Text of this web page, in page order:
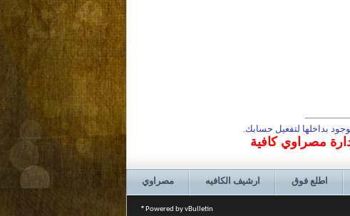
بداخلها لتفعيل حسابك.
مصراوي كافية
مصراوي ارشيف الكافيه اطلع فوق
Powered by vBulletin®